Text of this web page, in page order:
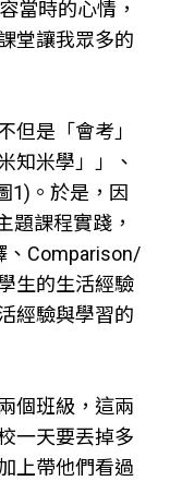
當時的心情，
堂讓我眾多的
是「會考」
知米學」」、
1)。於是，因
題課程實踐，
、Comparison/
生的生活經驗
經驗與學習的
個班級，這兩
一天要丟掉多
上帶他們看過